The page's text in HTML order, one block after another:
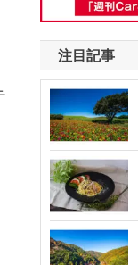
注目記事